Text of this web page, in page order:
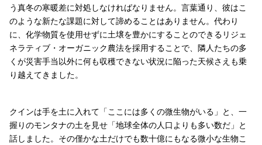
う真冬の寒暖差に対処しなければなりません。言葉通り、彼はこ
のような新たな課題に対して諦めることはありません。代わり
に、化学物質を使用せずに土壌を豊かにすることのできるリジェ
ネラティブ・オーガニック農法を採用することで、隣人たちの多
くが災害手当以外に何も収穫できない状況に陥った天候さえも乗
り越えてきました。
クインは手を土に入れて「ここには多くの微生物がいる」と、一
握りのモンタナの土を見せ「地球全体の人口よりも多い数だ」と
話しました。その僅かな土だけでも数十億にもなる微小な生物こ